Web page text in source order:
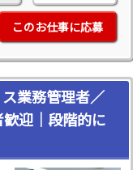
このお仕事に応募
業務管理者／
迎｜段階的に